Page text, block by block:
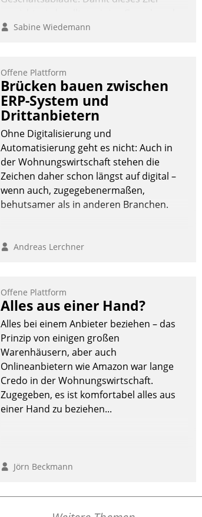
befolgt werden.
Sabine Wiedemann
Offene Plattform
Brücken bauen zwischen
ERP-System und
Drittanbietern
Ohne Digitalisierung und
Automatisierung geht es nicht: Auch in
der Wohnungswirtschaft stehen die
Zeichen daher schon längst auf digital –
wenn auch, zugegebenermaßen,
behutsamer als in anderen Branchen.
Andreas Lerchner
Offene Plattform
Alles aus einer Hand?
Alles bei einem Anbieter beziehen – das
Prinzip von einigen großen
Warenhäusern, aber auch
Onlineanbietern wie Amazon war lange
Credo in der Wohnungswirtschaft.
Zugegeben, es ist komfortabel alles aus
einer Hand zu beziehen...
Jörn Beckmann